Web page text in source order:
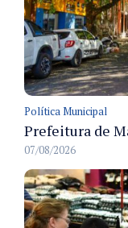
Política Municipal
07/08/2026